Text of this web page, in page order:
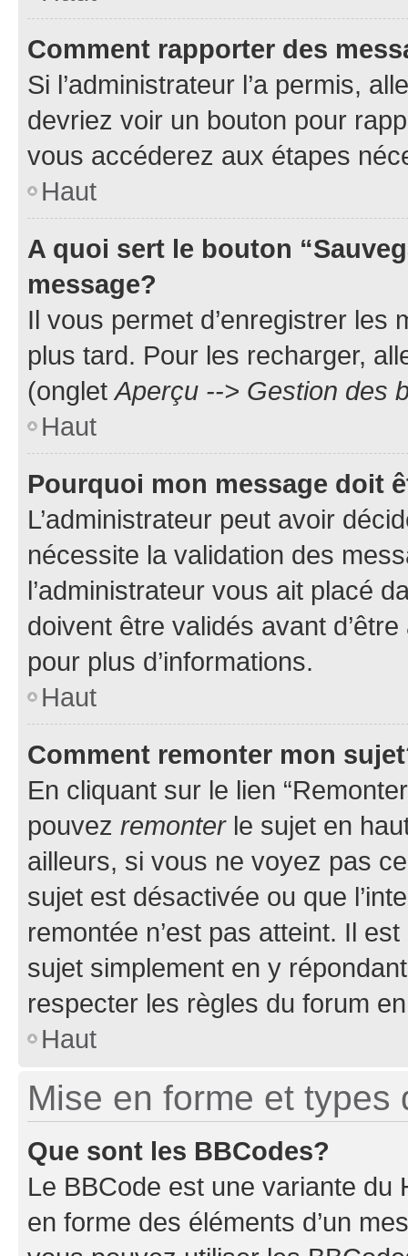
Comment rapporter des
Si l’administrateur l’a permis,
devriez voir un bouton pour
vous accéderez aux étapes
Haut
A quoi sert le bouton
message?
Il vous permet d’enregistrer
plus tard. Pour les recharger,
(ongletAperçu --> Gestion des
Haut
Pourquoi mon message doit
L’administrateur peut avoir
nécessite la validation des
l’administrateur vous ait placé
doivent être validés avant
pour plus d’informations.
Haut
Comment remonter mon
En cliquant sur le lien
pouvez remonterle sujet en
ailleurs, si vous ne voyez pas
sujet est désactivée ou que
remontée n’est pas atteint. Il
sujet simplement en y
respecter les règles du forum
Haut
Mise en forme et types
Que sont les BBCodes?
Le BBCode est une variante du
en forme des éléments d’un